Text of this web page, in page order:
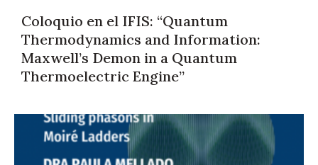
Coloquio en el IFIS: “Quantum
Thermodynamics and Information:
Maxwell’s Demon in a Quantum
Thermoelectric Engine”